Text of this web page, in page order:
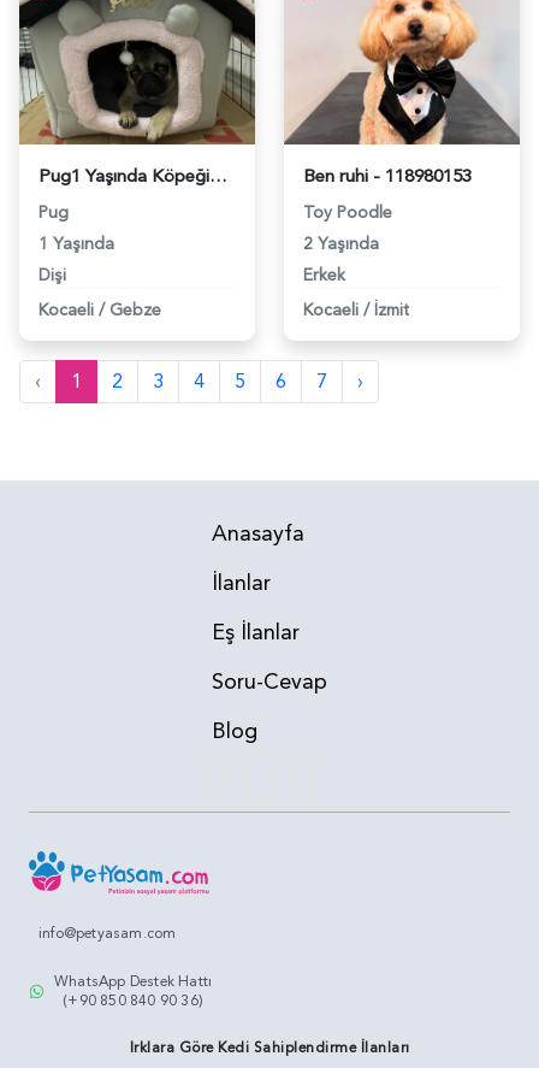
Pug1 Yaşında Köpeğime Eş Arıyorum - 118980531
Pug
1 Yaşında
Dişi
Kocaeli / Gebze
Ben ruhi - 118980153
Toy Poodle
2 Yaşında
Erkek
Kocaeli / İzmit
‹ 1 2 3 4 5 6 7 ›
Anasayfa
İlanlar
Eş İlanlar
Soru-Cevap
Blog
info@petyasam.com
WhatsApp Destek Hattı
(+90 850 840 90 36)
Irklara Göre Kedi Sahiplendirme İlanları